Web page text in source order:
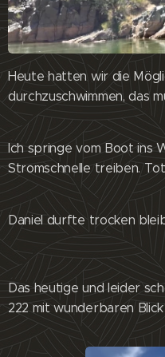
Heute hatten wir die
durchzuschwimmen, das
Ich springe vom Boot ins
Stromschnelle treiben.
Daniel durfte trocken
Das heutige und leider
222 mit wunderbaren